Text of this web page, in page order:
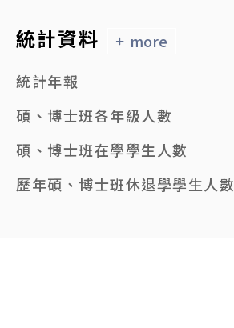
統計資料
more
統計年報
碩、博士班各年級人數
碩、博士班在學學生人數
歷年碩、博士班休退學學生人數